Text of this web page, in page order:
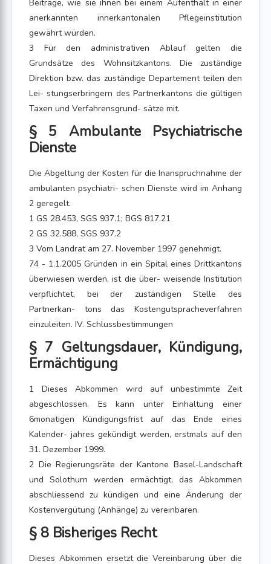
Beiträge, wie sie ihnen bei einem Aufenthalt in einer
anerkannten innerkantonalen Pflegeinstitution
gewährt würden.
3 Für den administrativen Ablauf gelten die
Grundsätze des Wohnsitzkantons. Die zuständige
Direktion bzw. das zuständige Departement teilen den
Lei- stungserbringern des Partnerkantons die gültigen
Taxen und Verfahrensgrund- sätze mit.
§ 5 Ambulante Psychiatrische
Dienste
Die Abgeltung der Kosten für die Inanspruchnahme der
ambulanten psychiatri- schen Dienste wird im Anhang
2 geregelt.
1 GS 28.453, SGS 937.1; BGS 817.21
2 GS 32.588, SGS 937.2
3 Vom Landrat am 27. November 1997 genehmigt.
74 - 1.1.2005 Gründen in ein Spital eines Drittkantons
überwiesen werden, ist die über- weisende Institution
verpflichtet, bei der zuständigen Stelle des
Partnerkan- tons das Kostengutspracheverfahren
einzuleiten. IV. Schlussbestimmungen
§ 7 Geltungsdauer, Kündigung,
Ermächtigung
1 Dieses Abkommen wird auf unbestimmte Zeit
abgeschlossen. Es kann unter Einhaltung einer
6monatigen Kündigungsfrist auf das Ende eines
Kalender- jahres gekündigt werden, erstmals auf den
31. Dezember 1999.
2 Die Regierungsräte der Kantone Basel-Landschaft
und Solothurn werden ermächtigt, das Abkommen
abschliessend zu kündigen und eine Änderung der
Kostenvergütung (Anhänge) zu vereinbaren.
§ 8 Bisheriges Recht
Dieses Abkommen ersetzt die Vereinbarung über die